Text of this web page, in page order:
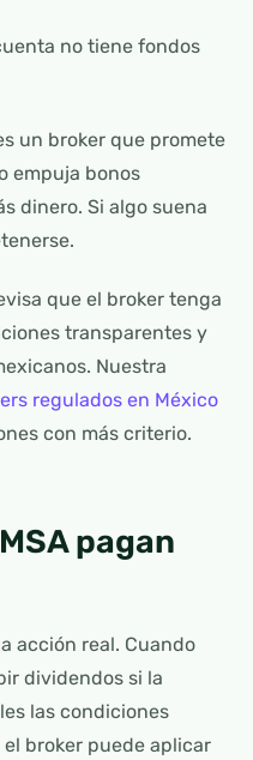
no tiene fondos
un broker que promete
empuja bonos
dinero. Si algo suena
que el broker tenga
transparentes y
Nuestra
regulados en México
con más criterio.
pagan
acción real. Cuando
dividendos si la
las condiciones
broker puede aplicar